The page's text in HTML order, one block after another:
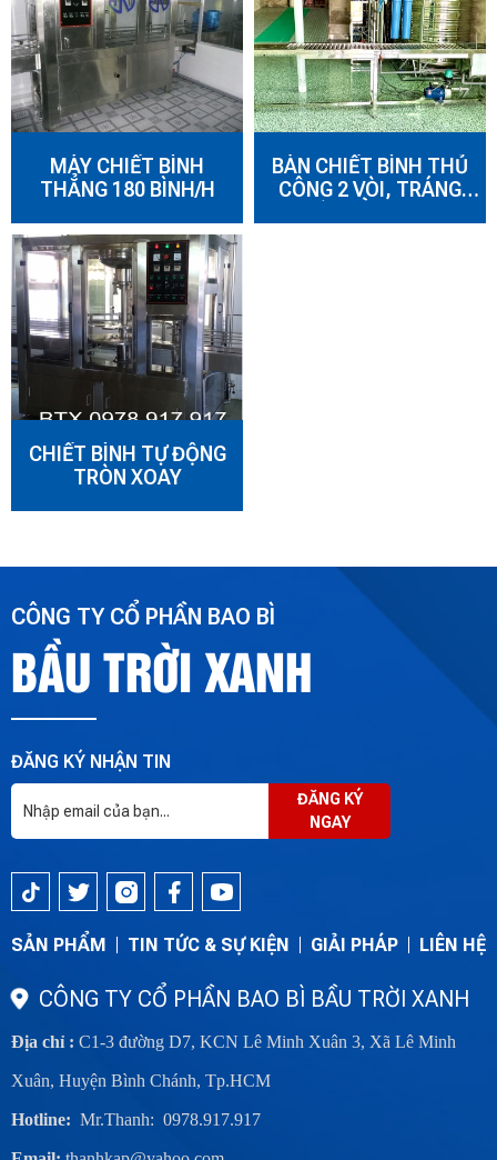
MÁY CHIẾT BÌNH
THẲNG 180 BÌNH/H
BÀN CHIẾT BÌNH THỦ
CÔNG 2 VÒI, TRÁNG
CHIẾT BÌNH TỰ ĐỘNG
TRÒN XOAY
CÔNG TY CỔ PHẦN BAO BÌ
BẦU TRỜI XANH
ĐĂNG KÝ NHẬN TIN
ĐĂNG KÝ
NGAY
SẢN PHẨM TIN TỨC & SỰ KIỆN GIẢI PHÁP LIÊN HỆ
CÔNG TY CỔ PHẦN BAO BÌ BẦU TRỜI XANH
Địa chỉ : C1-3 đường D7, KCN Lê Minh Xuân 3, Xã Lê Minh
Xuân, Huyện Bình Chánh, Tp.HCM
Hotline: Mr.Thanh: 0978.917.917